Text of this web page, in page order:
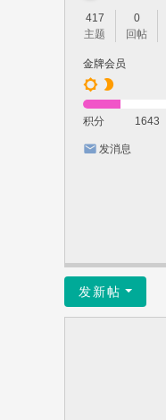
417
主题
0
回帖
金牌会员
积分 1643
发消息
发新帖